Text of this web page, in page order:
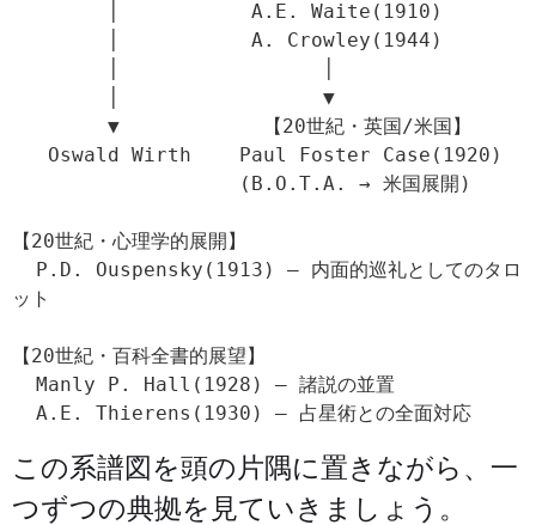
【20世紀・心理学的展開】
ット
【20世紀・百科全書的展望】
  A.E. Thierens(1930) — 占星術との全面対応
この系譜図を頭の片隅に置きながら、一
つずつの典拠を見ていきましょう。